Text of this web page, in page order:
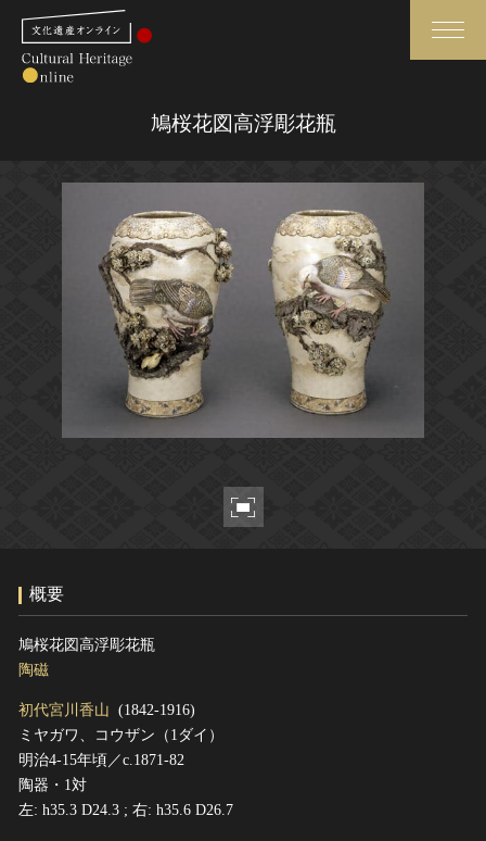
さらに詳細検索
動画で見る無形の文化財
媒体資料・関連記事等
博物館、美術館の皆さまへ
文化庁よりご挨拶
ヘルプ
文化遺産データベース
国指定文化財等データベース
鳩桜花図高浮彫花瓶
概要
鳩桜花図高浮彫花瓶
陶磁
初代宮川香山 (1842-1916)
ミヤガワ、コウザン（1ダイ）
明治4-15年頃／c.1871-82
陶器・1対
左: h35.3 D24.3 ; 右: h35.6 D26.7